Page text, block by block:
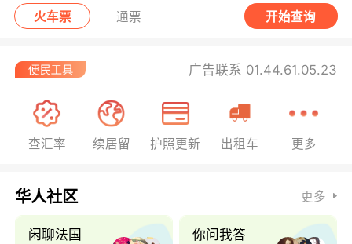
火车票 通票 开始查询
广告联系 01.44.61.05.23
查汇率 续居留 护照更新 出租车 更多
华人社区 更多
闲聊法国 你问我答